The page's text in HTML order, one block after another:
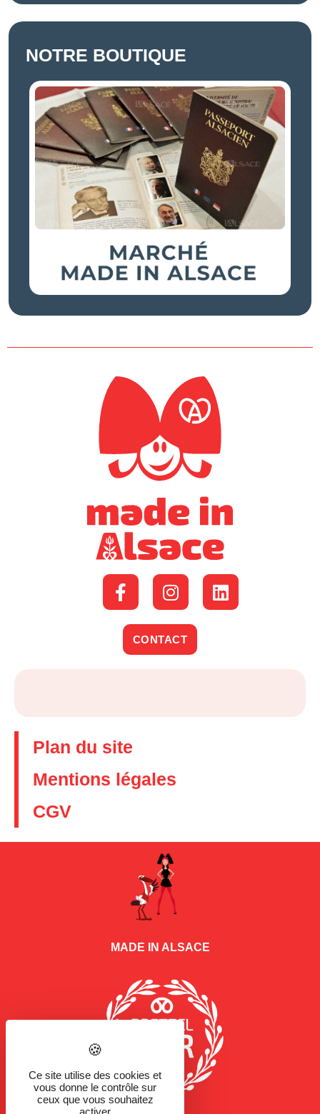
NOTRE BOUTIQUE
CONTACT
Plan du site
Mentions légales
CGV
MADE IN ALSACE
Ce site utilise des cookies et
vous donne le contrôle sur
ceux que vous souhaitez
activer